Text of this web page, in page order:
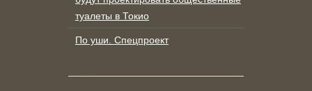
туалеты в Токио
По уши. Спецпроект